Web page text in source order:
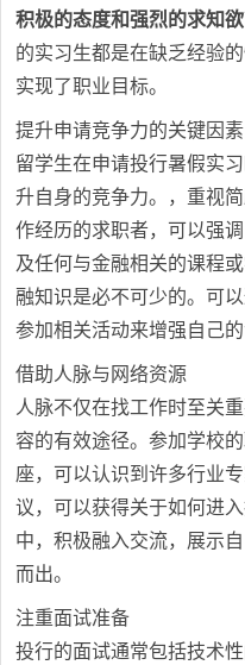
积极的态度和强烈的求知欲
的实习生都是在缺乏经验
实现了职业目标。
提升申请竞争力的关键因素
留学生在申请投行暑假实
升自身的竞争力。，重视
作经历的求职者，可以强
及任何与金融相关的课程
融知识是必不可少的。可
参加相关活动来增强自己的
借助人脉与网络资源
人脉不仅在找工作时至关
容的有效途径。参加学校
座，可以认识到许多行业
议，可以获得关于如何进
中，积极融入交流，展示
而出。
注重面试准备
投行的面试通常包括技术